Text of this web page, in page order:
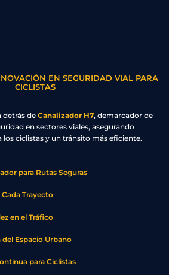
EN SEGURIDAD VIAL PARA
CICLISTAS
detrás de Canalizador H7, demarcador de
en sectores viales, asegurando
ciclistas y un tránsito más eficiente.
para Rutas Seguras
Trayecto
en el Tráfico
Espacio Urbano
para Ciclistas